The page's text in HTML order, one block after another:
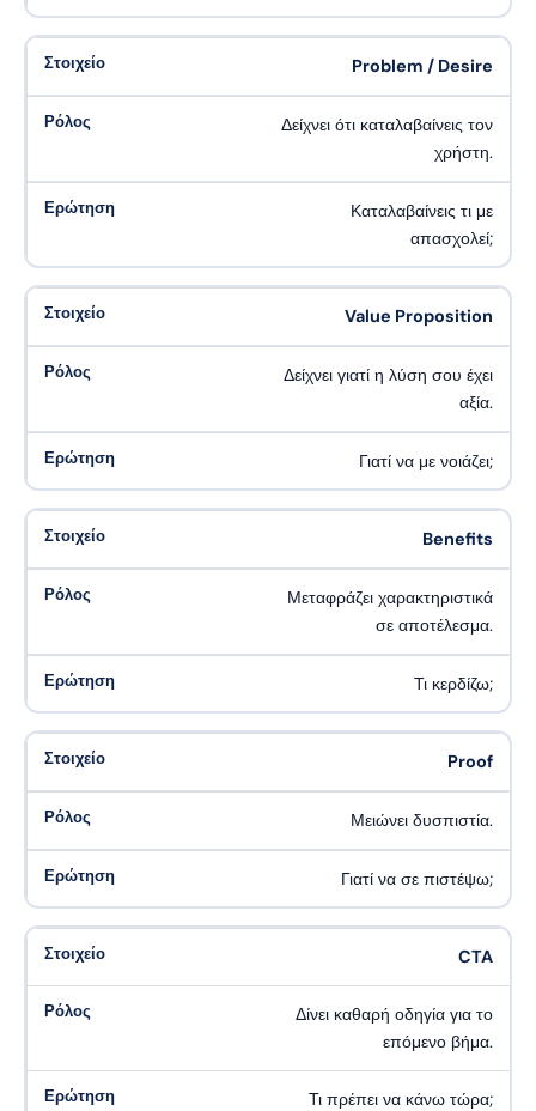
Problem / Desire
Δείχνει ότι καταλαβαίνεις τον
χρήστη.
Καταλαβαίνεις τι με
απασχολεί;
Value Proposition
Δείχνει γιατί η λύση σου έχει
αξία.
Γιατί να με νοιάζει;
Benefits
Μεταφράζει χαρακτηριστικά
σε αποτέλεσμα.
Τι κερδίζω;
Proof
Μειώνει δυσπιστία.
Γιατί να σε πιστέψω;
CTA
Δίνει καθαρή οδηγία για το
επόμενο βήμα.
Τι πρέπει να κάνω τώρα;